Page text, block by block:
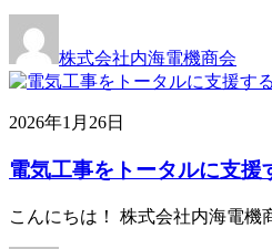
株式会社内海電機商会
2026年1月26日
電気工事をトータルに支援
こんにちは！ 株式会社内海電